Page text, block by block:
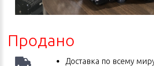
Продано
Доставка по всему